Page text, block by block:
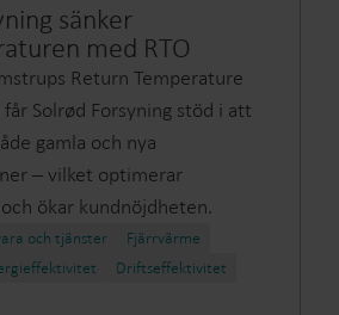
sänker
med RTO
Return Temperature
Solrød Forsyning stöd i att
gamla och nya
– vilket optimerar
ökar kundnöjdheten.
och tjänster
Fjärrvärme​
Driftseffektivitet